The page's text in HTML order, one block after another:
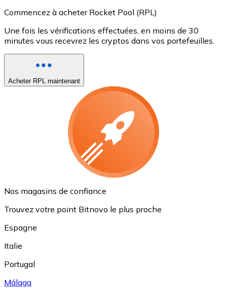
Commencez à acheter Rocket Pool (RPL)
Une fois les vérifications effectuées, en moins de 30
minutes vous recevrez les cryptos dans vos portefeuilles.
Acheter RPL maintenant
Nos magasins de confiance
Trouvez votre point Bitnovo le plus proche
Espagne
Italie
Portugal
Málaga